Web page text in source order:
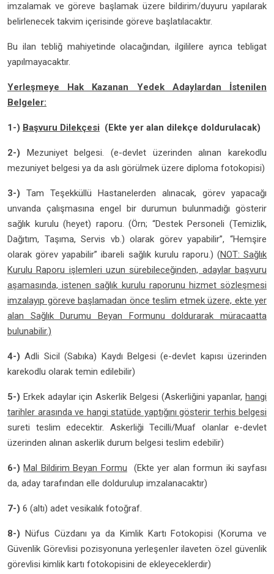
imzalamak ve göreve başlamak üzere bildirim/duyuru yapılarak
belirlenecek takvim içerisinde göreve başlatılacaktır.
Bu ilan tebliğ mahiyetinde olacağından, ilgililere ayrıca tebligat
yapılmayacaktır.
Yerleşmeye Hak Kazanan Yedek Adaylardan İstenilen
Belgeler:
1-) Başvuru Dilekçesi (Ekte yer alan dilekçe doldurulacak)
2-) Mezuniyet belgesi. (e-devlet üzerinden alınan karekodlu
mezuniyet belgesi ya da aslı görülmek üzere diploma fotokopisi)
3-) Tam Teşekküllü Hastanelerden alınacak, görev yapacağı
unvanda çalışmasına engel bir durumun bulunmadığı gösterir
sağlık kurulu (heyet) raporu. (Örn; “Destek Personeli (Temizlik,
Dağıtım, Taşıma, Servis vb.) olarak görev yapabilir”, “Hemşire
olarak görev yapabilir” ibareli sağlık kurulu raporu.) (NOT: Sağlık
Kurulu Raporu işlemleri uzun sürebileceğinden, adaylar başvuru
aşamasında, istenen sağlık kurulu raporunu hizmet sözleşmesi
imzalayıp göreve başlamadan önce teslim etmek üzere, ekte yer
alan Sağlık Durumu Beyan Formunu doldurarak müracaatta
bulunabilir.)
4-) Adli Sicil (Sabıka) Kaydı Belgesi (e-devlet kapısı üzerinden
karekodlu olarak temin edilebilir)
5-) Erkek adaylar için Askerlik Belgesi (Askerliğini yapanlar, hangi
tarihler arasında ve hangi statüde yaptığını gösterir terhis belgesi
sureti teslim edecektir. Askerliği Tecilli/Muaf olanlar e-devlet
üzerinden alınan askerlik durum belgesi teslim edebilir)
6-)Mal Bildirim Beyan Formu (Ekte yer alan formun iki sayfası
da, aday tarafından elle doldurulup imzalanacaktır)
7-) 6 (altı) adet vesikalık fotoğraf.
8-) Nüfus Cüzdanı ya da Kimlik Kartı Fotokopisi (Koruma ve
Güvenlik Görevlisi pozisyonuna yerleşenler ilaveten özel güvenlik
görevlisi kimlik kartı fotokopisini de ekleyeceklerdir)